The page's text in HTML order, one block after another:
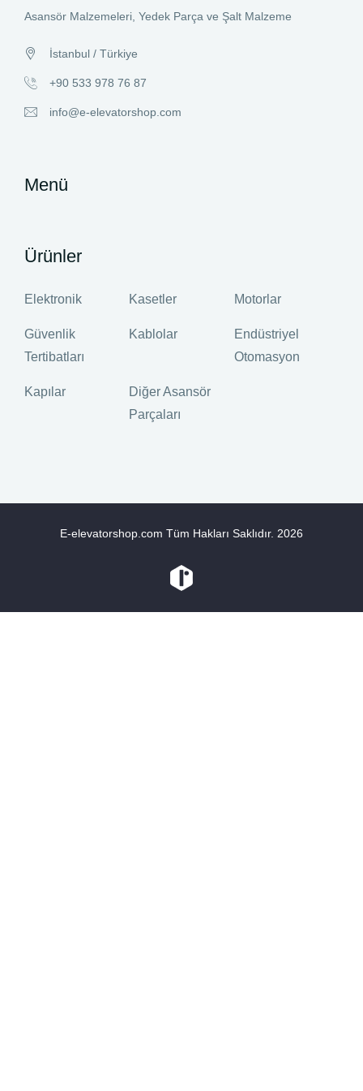
Asansör Malzemeleri, Yedek Parça ve Şalt Malzeme
İstanbul / Türkiye
+90 533 978 76 87
info@e-elevatorshop.com
Menü
Ürünler
Elektronik Kasetler Motorlar
Güvenlik
Tertibatları
Kablolar
Endüstriyel
Otomasyon
Kapılar
Diğer Asansör
Parçaları
E-elevatorshop.com Tüm Hakları Saklıdır. 2026